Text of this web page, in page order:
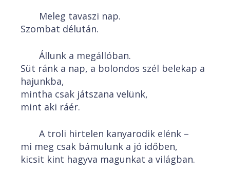
Meleg tavaszi nap.
Szombat délután.
Állunk a megállóban.
Süt ránk a nap, a bolondos szél belekap a
hajunkba,
mintha csak játszana velünk,
mint aki ráér.
A troli hirtelen kanyarodik elénk –
mi meg csak bámulunk a jó időben,
kicsit kint hagyva magunkat a világban.